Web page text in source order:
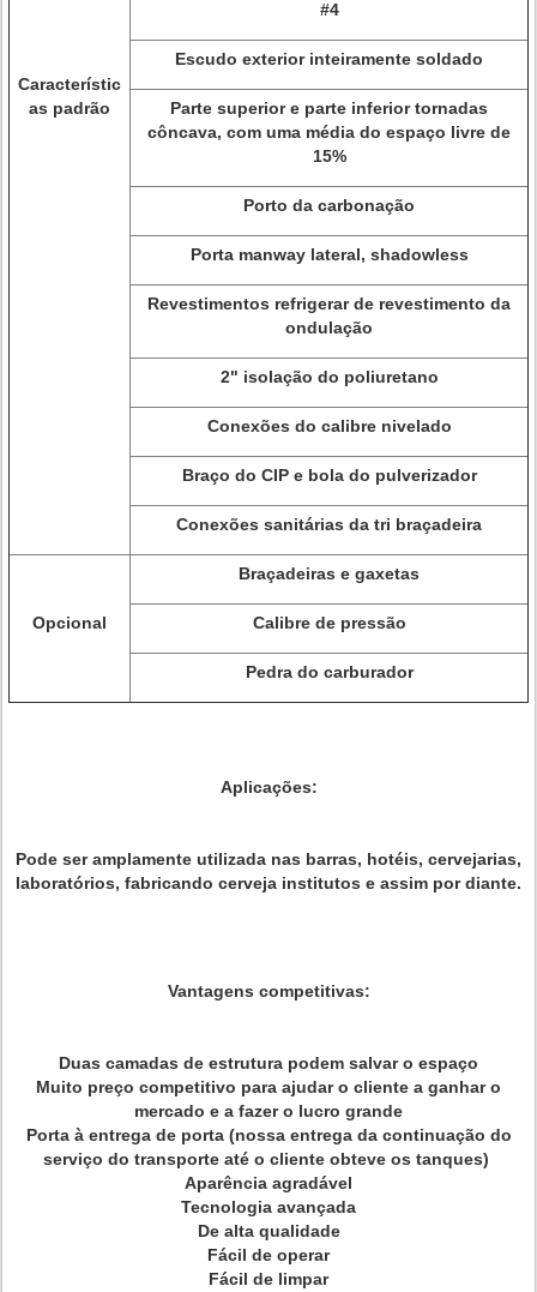
Característic
as padrão
#4
Escudo exterior inteiramente soldado
Parte superior e parte inferior tornadas
côncava, com uma média do espaço livre de
15%
Porto da carbonação
Porta manway lateral, shadowless
Revestimentos refrigerar de revestimento da
ondulação
2" isolação do poliuretano
Conexões do calibre nivelado
Braço do CIP e bola do pulverizador
Conexões sanitárias da tri braçadeira
Opcional
Braçadeiras e gaxetas
Calibre de pressão
Pedra do carburador
Aplicações:
Pode ser amplamente utilizada nas barras, hotéis, cervejarias,
laboratórios, fabricando cerveja institutos e assim por diante.
Vantagens competitivas:
Duas camadas de estrutura podem salvar o espaço
Muito preço competitivo para ajudar o cliente a ganhar o
mercado e a fazer o lucro grande
Porta à entrega de porta (nossa entrega da continuação do
serviço do transporte até o cliente obteve os tanques)
Aparência agradável
Tecnologia avançada
De alta qualidade
Fácil de operar
Fácil de limpar